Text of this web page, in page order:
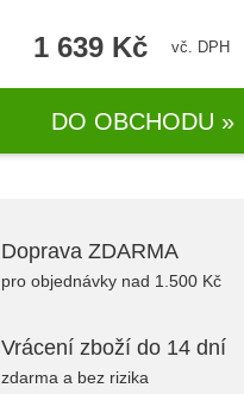
1 639 Kč vč. DPH
DO OBCHODU »
Doprava ZDARMA
pro objednávky nad 1.500 Kč
Vrácení zboží do 14 dní
zdarma a bez rizika